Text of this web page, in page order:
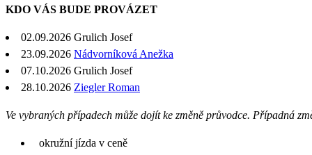
KDO VÁS BUDE PROVÁZET
02.09.2026 Grulich Josef
23.09.2026 Nádvorníková Anežka
07.10.2026 Grulich Josef
28.10.2026 Ziegler Roman
Ve vybraných případech může dojít ke změně průvodce. Případná
okružní jízda v ceně